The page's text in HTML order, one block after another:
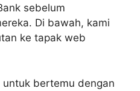
sebelum
Di bawah, kami
ke tapak web
untuk bertemu dengan